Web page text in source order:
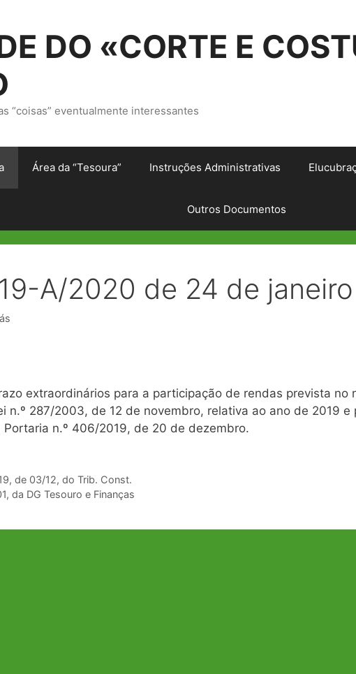
DO «CORTE E
“coisas” eventualmente interessantes
Área da “Tesoura” Instruções Administrativas
Outros Documentos
A/2020 de 24 de janeiro
extraordinários para a participação de rendas prevista no
n.º 287/2003, de 12 de novembro, relativa ao ano de 2019 e
n.º 406/2019, de 20 de dezembro.
de 03/12, do Trib. Const.
da DG Tesouro e Finanças